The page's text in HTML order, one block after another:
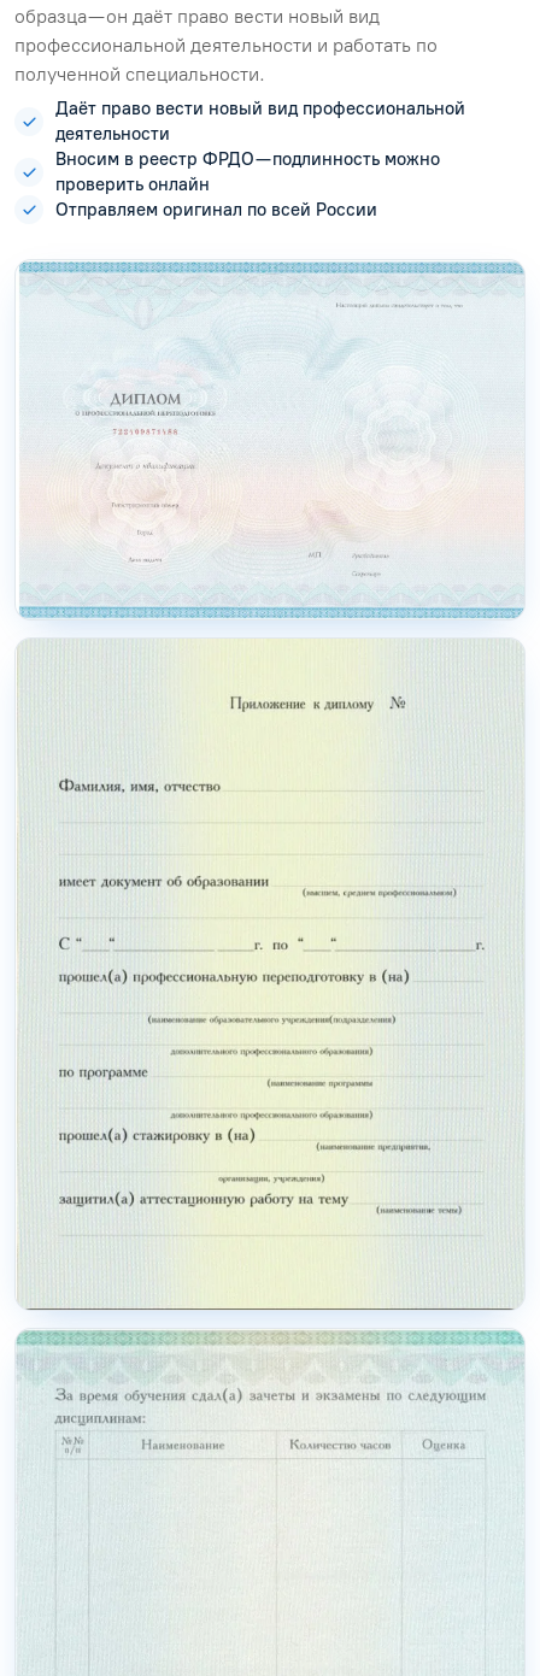
образца — он даёт право вести новый вид
профессиональной деятельности и работать по
полученной специальности.
Даёт право вести новый вид профессиональной
деятельности
Вносим в реестр ФРДО — подлинность можно
проверить онлайн
Отправляем оригинал по всей России